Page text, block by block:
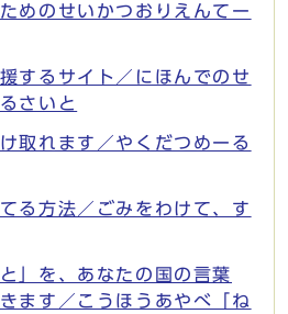
めのせいかつおりえんてー
するサイト／にほんでのせ
さいと
取れます／やくだつめーる
る方法／ごみをわけて、す
」を、あなたの国の言葉
ます／こうほうあやべ「ね